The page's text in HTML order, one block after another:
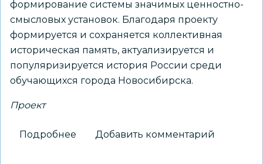
формирование системы значимых ценностно-
смысловых установок. Благодаря проекту
формируется и сохраняется коллективная
историческая память, актуализируется и
популяризируется история России среди
обучающихся города Новосибирска.
Проект
Подробнее Добавить комментарий